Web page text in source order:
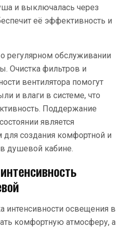
и выключалась через
её эффективность и
регулярном обслуживании
Очистка фильтров и
вентилятора помогут
и влаги в системе, что
Поддержание
является
создания комфортной и
душевой кабине.
интенсивности освещения в
комфортную атмосферу, а